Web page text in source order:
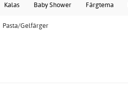
Kalas Baby Shower Färgtema
Pasta/Gelfärger